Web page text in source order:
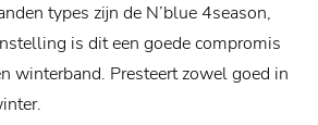
types zijn de N’blue 4season,
is dit een goede compromis
winterband. Presteert zowel goed in